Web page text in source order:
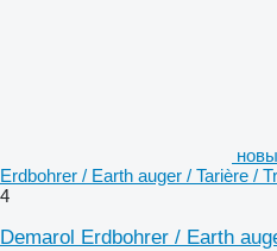
Erdbohrer / Earth auger / Tarière /
4
Demarol Erdbohrer / Earth